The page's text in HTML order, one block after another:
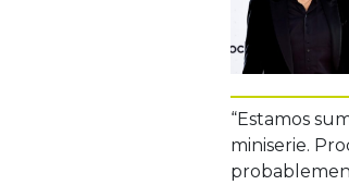
“Estamos
miniserie.